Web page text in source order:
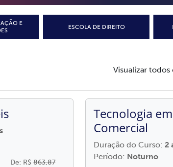
E
ESCOLA DE DIREITO
Visualizar todos
De: R$ 863,87
Tecnologia
Comercial
Duração do Curso: 2
Período: Noturno